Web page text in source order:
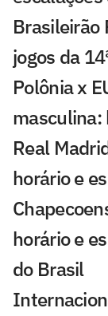
Brasileirão
jogos da
Polônia x
masculina:
Real
horário e
horário e
do Brasil